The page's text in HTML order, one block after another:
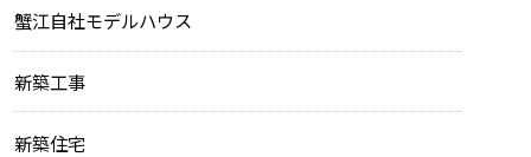
蟹江自社モデルハウス
新築工事
新築住宅